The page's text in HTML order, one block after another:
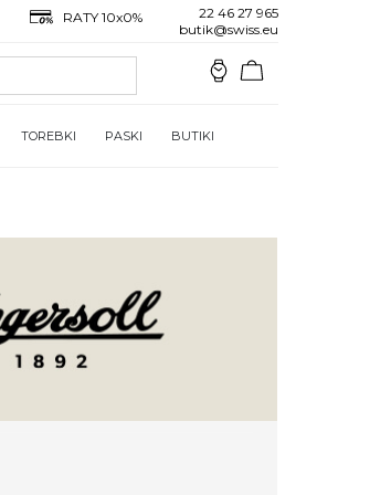
RATY 10x0%
22 46 27 965
butik@swiss.eu
TOREBKI PASKI BUTIKI